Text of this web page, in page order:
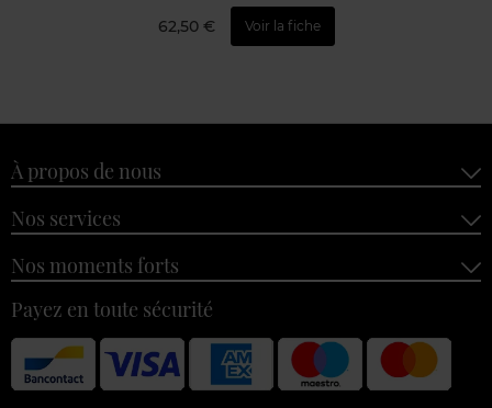
62,50 € Voir la fiche
À propos de nous
Nos services
Nos moments forts
Payez en toute sécurité